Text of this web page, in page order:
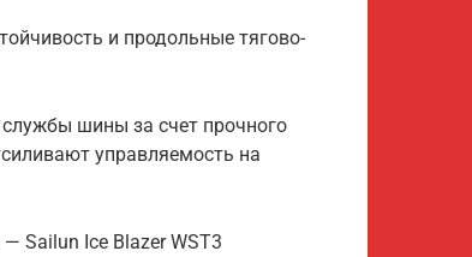
и продольные тягово-
шины за счет прочного
управляемость на
Sailun Ice Blazer WST3